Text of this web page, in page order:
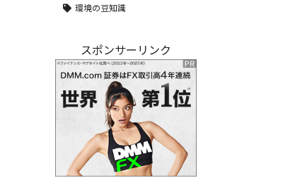
環境の豆知識
スポンサーリンク